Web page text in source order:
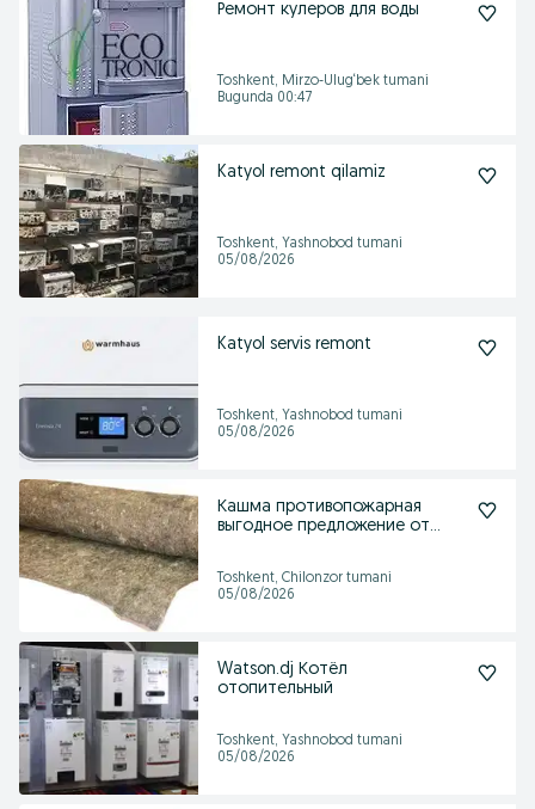
Ремонт кулеров для воды
Toshkent, Mirzo-Ulug‘bek tumani
Bugunda 00:47
Katyol remont qilamiz
Toshkent, Yashnobod tumani
05/08/2026
Katyol servis remont
Toshkent, Yashnobod tumani
05/08/2026
Кашма противопожарная
выгодное предложение от
Toshkent, Chilonzor tumani
05/08/2026
Watson.dj Котёл
отопительный
Toshkent, Yashnobod tumani
05/08/2026